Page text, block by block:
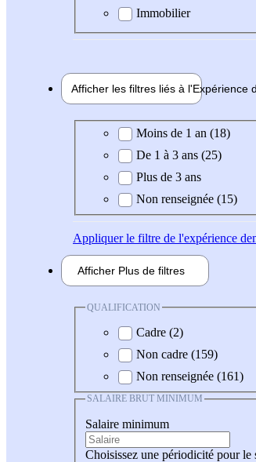
Immobilier
Afficher les filtres liés à l'Expérience
Expérience demandée
Moins de 1 an (18)
De 1 à 3 ans (25)
Plus de 3 ans
Non renseignée (15)
Appliquerle filtre de l'expérience
Afficher Plus de filtres
QUALIFICATION
Cadre (2)
Non cadre (159)
Non renseignée (161)
SALAIRE BRUT MINIMUM
Salaire minimum
Choisissez une périodicité pour le